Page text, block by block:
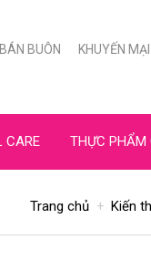
BÁN BUÔN KHUYẾN MẠI
CARE THỰC PHẨM
Trang chủ Kiến